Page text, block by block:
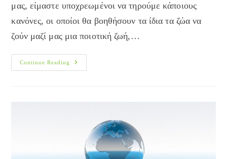
μας, είμαστε υποχρεωμένοι να τηρούμε κάποιους
κανόνες, οι οποίοι θα βοηθήσουν τα ίδια τα ζώα να
ζούν μαζί μας μια ποιοτική ζωή,…
Continue Reading
Υποχρεώσεις
Ζωοφίλων